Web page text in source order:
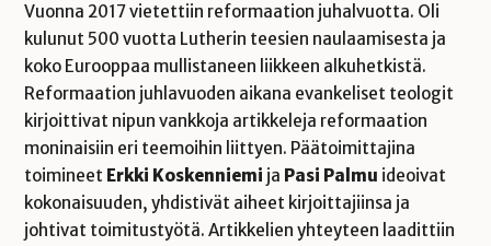
Vuonna 2017 vietettiin reformaation juhalvuotta. Oli
kulunut 500 vuotta Lutherin teesien naulaamisesta ja
koko Eurooppaa mullistaneen liikkeen alkuhetkistä.
Reformaation juhlavuoden aikana evankeliset teologit
kirjoittivat nipun vankkoja artikkeleja reformaation
moninaisiin eri teemoihin liittyen. Päätoimittajina
toimineet Erkki Koskenniemi ja Pasi Palmu ideoivat
kokonaisuuden, yhdistivät aiheet kirjoittajiinsa ja
johtivat toimitustyötä. Artikkelien yhteyteen laadittiin